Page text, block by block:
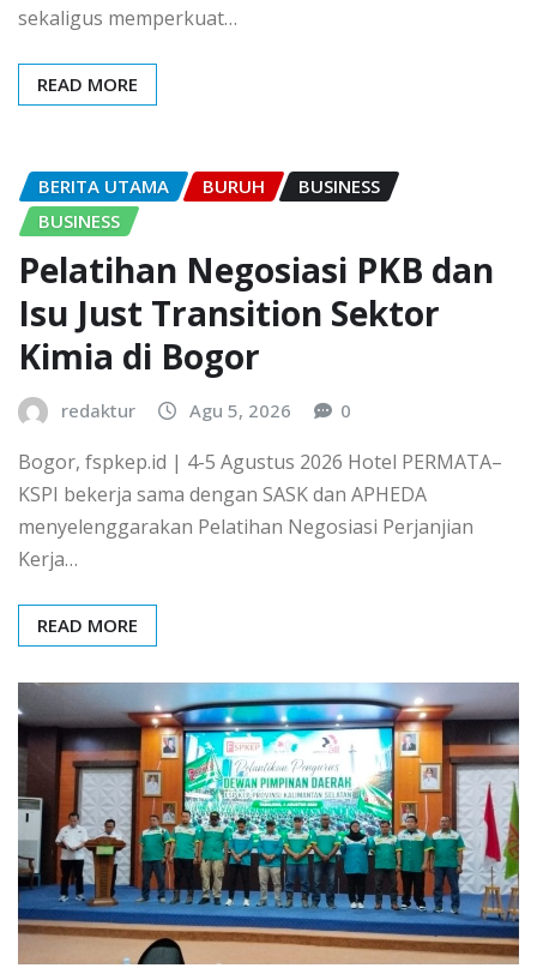
sekaligus memperkuat…
READ MORE
BERITA UTAMA BURUH
BUSINESS
BUSINESS
Pelatihan Negosiasi PKB dan
Isu Just Transition Sektor
Kimia di Bogor
redaktur Agu 5, 2026 0
Bogor, fspkep.id | 4-5 Agustus 2026 Hotel PERMATA–
KSPI bekerja sama dengan SASK dan APHEDA
menyelenggarakan Pelatihan Negosiasi Perjanjian
Kerja…
READ MORE